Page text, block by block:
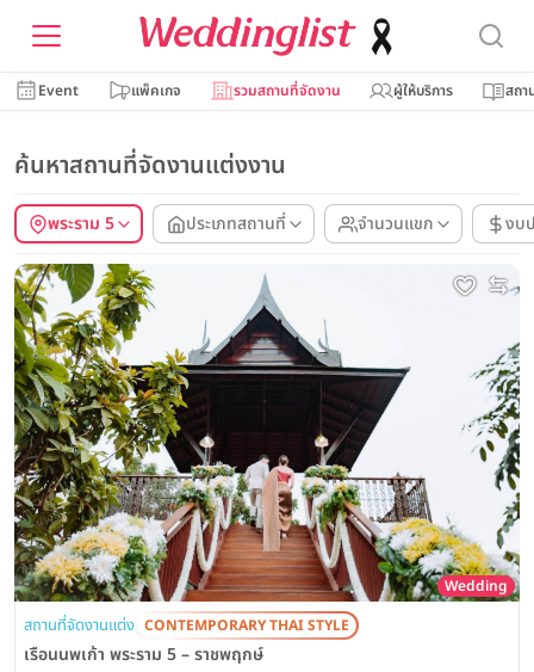
Event แพ็คเกจ รวมสถานที่จัดงาน ผู้ให้บริการ สถา
ค้นหาสถานที่จัดงานแต่งงาน
พระราม 5 ประเภทสถานที่ จำนวนแขก งบ
Wedding
สถานที่จัดงานแต่ง CONTEMPORARY THAI STYLE
เรือนนพเก้า พระราม 5 – ราชพฤกษ์